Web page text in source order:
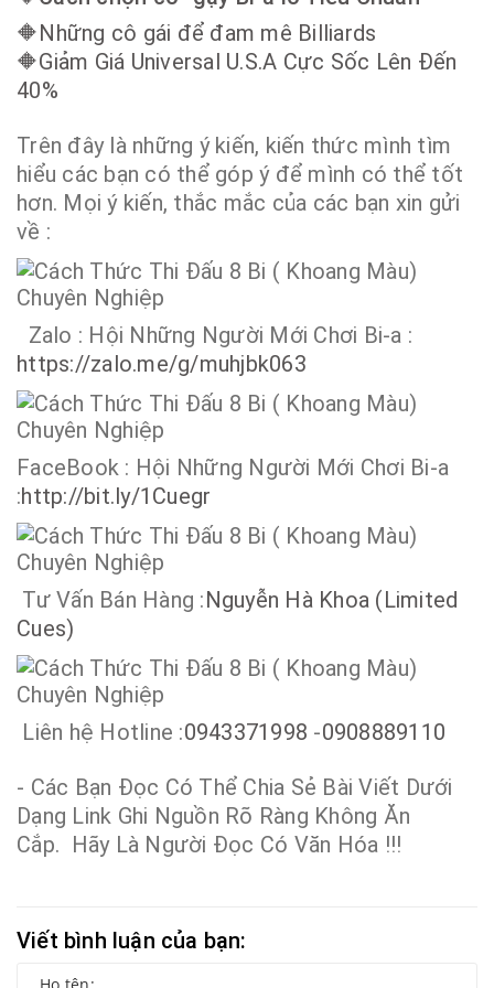
🔶Những cô gái để đam mê Billiards
🔶Giảm Giá Universal U.S.A Cực Sốc Lên Đến
40%
Trên đây là những ý kiến, kiến thức mình tìm
hiểu các bạn có thể góp ý để mình có thể tốt
hơn. Mọi ý kiến, thắc mắc của các bạn xin gửi
về :
Zalo : Hội Những Người Mới Chơi Bi-a :
https://zalo.me/g/muhjbk063
FaceBook : Hội Những Người Mới Chơi Bi-a
:http://bit.ly/1Cuegr
Tư Vấn Bán Hàng :Nguyễn Hà Khoa (Limited
Cues)
Liên hệ Hotline :0943371998 -0908889110
- Các Bạn Đọc Có Thể Chia Sẻ Bài Viết Dưới
Dạng Link Ghi Nguồn Rõ Ràng Không Ăn
Cắp. Hãy Là Người Đọc Có Văn Hóa !!!
Viết bình luận của bạn: